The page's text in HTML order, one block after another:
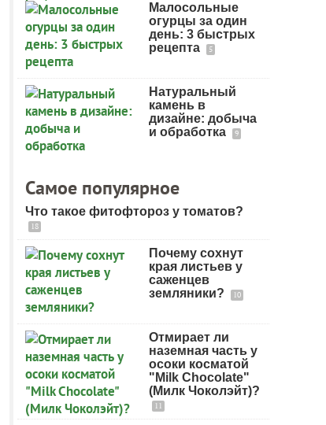
Малосольные
огурцы за один
день: 3 быстрых
рецепта
5
Натуральный
камень в
дизайне: добыча
и обработка
9
Самое популярное
Что такое фитофтороз у томатов?
18
Почему сохнут
края листьев у
саженцев
земляники?
10
Отмирает ли
наземная часть у
осоки косматой
"Milk Chocolate"
(Милк Чоколэйт)?
11